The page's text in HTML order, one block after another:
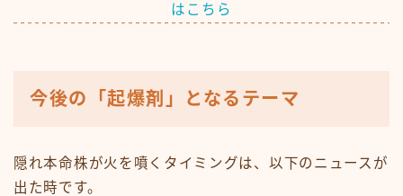
はこちら
今後の「起爆剤」となるテーマ
隠れ本命株が火を噴くタイミングは、以下のニュースが
出た時です。